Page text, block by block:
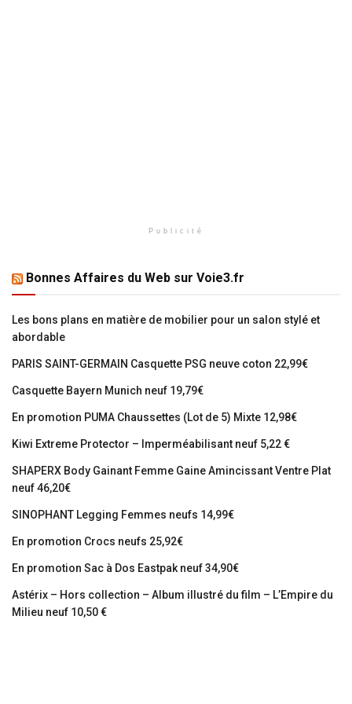
Publicité
Bonnes Affaires du Web sur Voie3.fr
Les bons plans en matière de mobilier pour un salon stylé et
abordable
PARIS SAINT-GERMAIN Casquette PSG neuve coton 22,99€
Casquette Bayern Munich neuf 19,79€
En promotion PUMA Chaussettes (Lot de 5) Mixte 12,98€
Kiwi Extreme Protector – Imperméabilisant neuf 5,22 €
SHAPERX Body Gainant Femme Gaine Amincissant Ventre Plat
neuf 46,20€
SINOPHANT Legging Femmes neufs 14,99€
En promotion Crocs neufs 25,92€
En promotion Sac à Dos Eastpak neuf 34,90€
Astérix – Hors collection – Album illustré du film – L’Empire du
Milieu neuf 10,50 €